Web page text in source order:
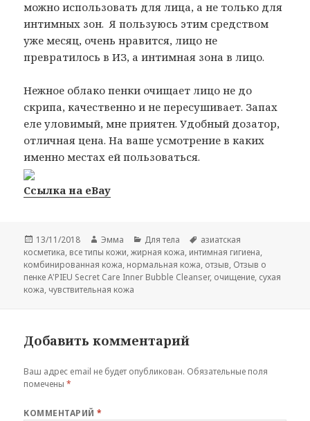
можно использовать для лица, а не только для
интимных зон. Я пользуюсь этим средством
уже месяц, очень нравится, лицо не
превратилось в ИЗ, а интимная зона в лицо.
Нежное облако пенки очищает лицо не до
скрипа, качественно и не пересушивает. Запах
еле уловимый, мне приятен. Удобный дозатор,
отличная цена. На ваше усмотрение в каких
именно местах ей пользоваться.
Ссылка на eBay
Опубликовано
13/11/2018 Автор
Эмма Рубрики
Для тела Метки
азиатская
косметика, все типы кожи,жирная кожа, интимная гигиена,
комбинированная кожа, нормальная кожа, отзыв, Отзыв о
пенке A'PIEU Secret Care Inner Bubble Cleanser, очищение, сухая
кожа, чувствительная кожа
Добавить комментарий
Ваш адрес email не будет опубликован. Обязательные поля
помечены*
КОММЕНТАРИЙ*